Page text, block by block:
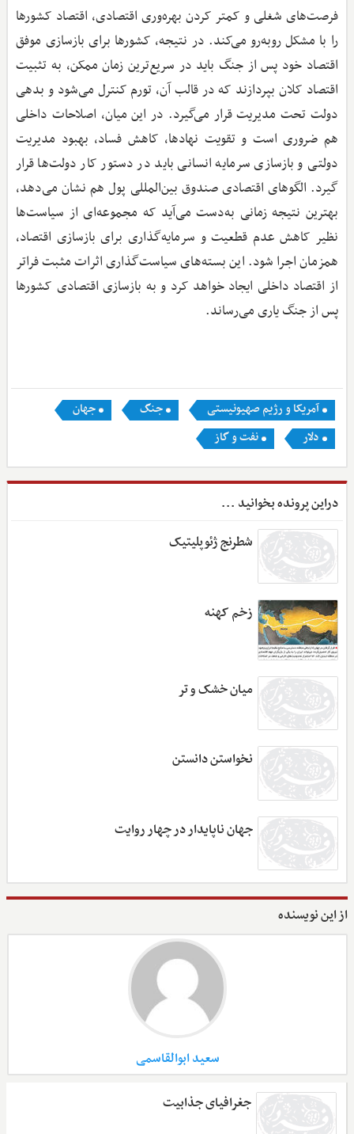
فرصت‌های شغلی و کمتر کردن بهره‌وری اقتصادی، اقتصاد کشورها
را با مشکل روبه‌رو می‌کند. در نتیجه، کشورها برای بازسازی موفق
اقتصاد خود پس از جنگ باید در سریع‌ترین زمان ممکن، به تثبیت
اقتصاد کلان بپردازند که در قالب آن، تورم کنترل می‌شود و بدهی
دولت تحت مدیریت قرار می‌گیرد. در این میان، اصلاحات داخلی
هم ضروری است و تقویت نهادها، کاهش فساد، بهبود مدیریت
دولتی و بازسازی سرمایه انسانی باید در دستور کار دولت‌ها قرار
گیرد. الگو‌های اقتصادی صندوق بین‌المللی پول هم نشان می‌دهد،
بهترین نتیجه زمانی به‌دست می‌آید که مجموعه‌ای از سیاست‌ها
نظیر کاهش عدم قطعیت و سرمایه‌گذاری برای بازسازی اقتصاد،
همزمان اجرا شود. این بسته‌های سیاست‌گذاری اثرات مثبت فراتر
از اقتصاد داخلی ایجاد خواهد کرد و به بازسازی اقتصادی کشورها
پس از جنگ یاری می‌رساند.
آمریکا و رژیم صهیونیستی جنگ
جهان
دلار
نفت و گاز
دراین پرونده بخوانید ...
شطرنج ژئوپلیتیک
زخم کهنه
میان خشک و تر
نخواستن دانستن
جهان ناپایدار در چهار روایت
از این نویسنده
سعید ابوالقاسمی
جغرافیای جذابیت